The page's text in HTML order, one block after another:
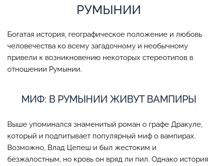
РУМЫНИИ
Богатая история, географическое положение и любовь
человечества ко всему загадочному и необычному
привели к возникновению некоторых стереотипов в
отношении Румынии.
МИФ: В РУМЫНИИ ЖИВУТ ВАМПИРЫ
Выше упоминался знаменитый роман о графе Дракуле,
который и подпитывает популярный миф о вампирах.
Возможно, Влад Цепеш и был жестоким и
безжалостным, но кровь он вряд ли пил. Однако история